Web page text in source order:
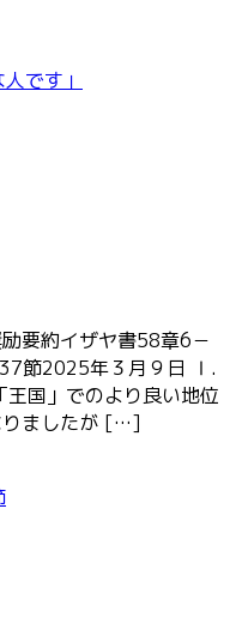
です」
要約イザヤ書58章6－
節2025年３月９日 Ⅰ.
国」でのより良い地位
りましたが […]